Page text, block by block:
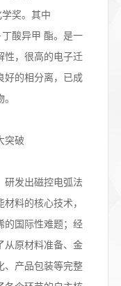
奖。其中
酸异甲 酯。是一
性，很高的电子迁
好的相分离，已成
突破
研发出磁控电弧法
料的核心技术，
的国际性难题；经
从原材料准备、金
、产品包装等完整